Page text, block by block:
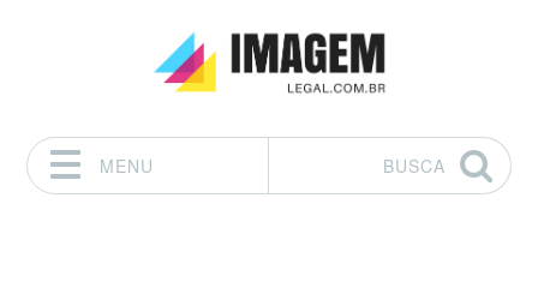
MENU
BUSCA